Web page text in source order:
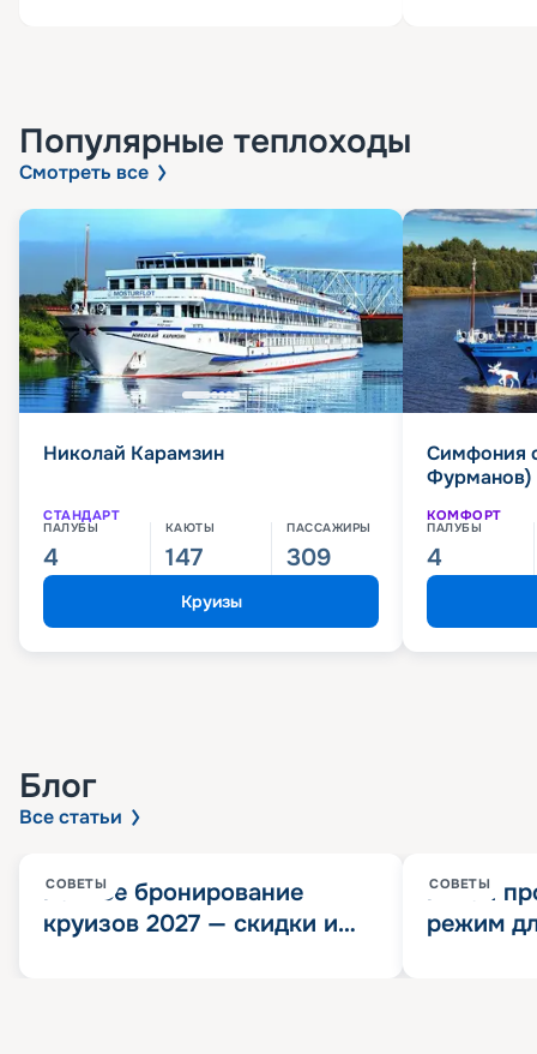
Популярные теплоходы
Смотреть все
Николай Карамзин
СТАНДАРТ
ПАЛУБЫ
4
КАЮТЫ
147
ПАССАЖИРЫ
309
Круизы
Симфония
Фурманов)
КОМФОРТ
ПАЛУБЫ
4
Блог
Все статьи
СОВЕТЫ
Раннее бронирование
круизов 2027 — скидки и
СОВЕТЫ
Китай
режим